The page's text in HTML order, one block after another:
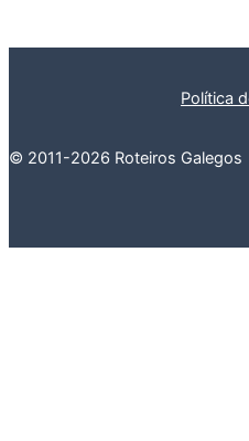
Política
© 2011-2026 Roteiros Galegos